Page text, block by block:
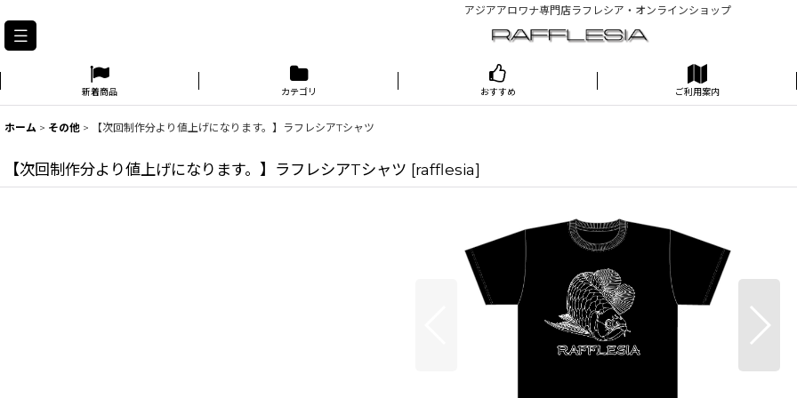
アジアアロワナ専門店ラフレシア・オンラインショップ
新着商品 カテゴリ おすすめ ご利用案内
ホーム > その他 > 【次回制作分より値上げになります。】ラフレシアTシャツ
【次回制作分より値上げになります。】ラフレシアTシャツ [rafflesia]